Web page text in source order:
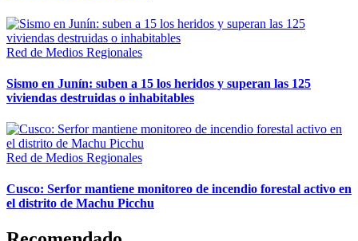
Red de Medios Regionales
Sismo en Junín: suben a 15 los heridos y superan las 125
viviendas destruidas o inhabitables
Red de Medios Regionales
Cusco: Serfor mantiene monitoreo de incendio forestal activo en
el distrito de Machu Picchu